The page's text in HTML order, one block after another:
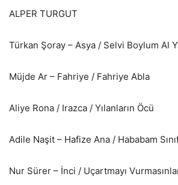
ALPER TURGUT
Türkan Şoray – Asya / Selvi Boylum Al
Müjde Ar – Fahriye / Fahriye Abla
Aliye Rona / Irazca / Yılanların Öcü
Adile Naşit – Hafize Ana / Hababam
Nur Sürer – İnci / Uçartmayı